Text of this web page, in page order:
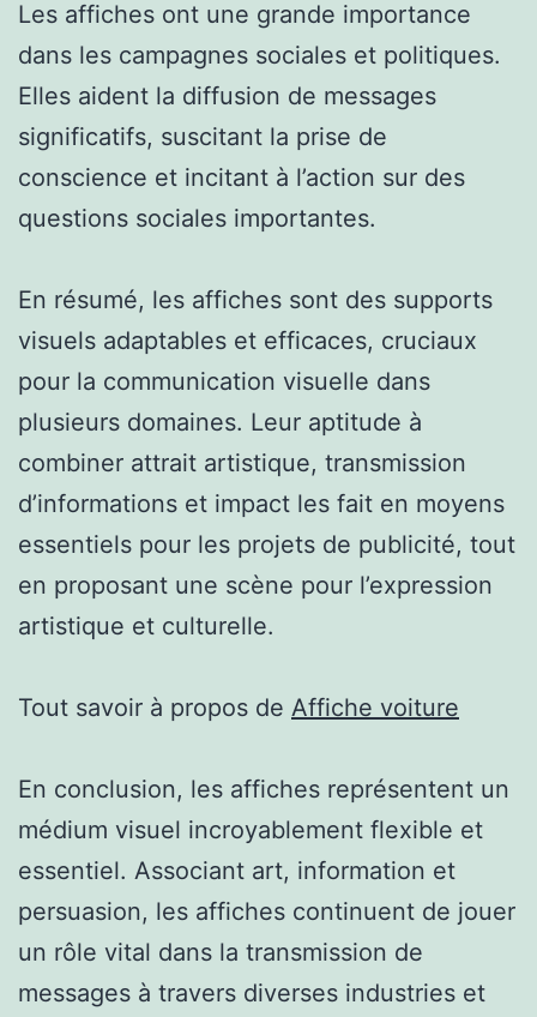
Les affiches ont une grande importance
dans les campagnes sociales et politiques.
Elles aident la diffusion de messages
significatifs, suscitant la prise de
conscience et incitant à l’action sur des
questions sociales importantes.
En résumé, les affiches sont des supports
visuels adaptables et efficaces, cruciaux
pour la communication visuelle dans
plusieurs domaines. Leur aptitude à
combiner attrait artistique, transmission
d’informations et impact les fait en moyens
essentiels pour les projets de publicité, tout
en proposant une scène pour l’expression
artistique et culturelle.
Tout savoir à propos de Affiche voiture
En conclusion, les affiches représentent un
médium visuel incroyablement flexible et
essentiel. Associant art, information et
persuasion, les affiches continuent de jouer
un rôle vital dans la transmission de
messages à travers diverses industries et